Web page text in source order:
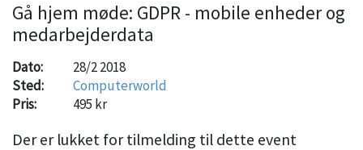
Gå hjem møde: GDPR - mobile enheder og
medarbejderdata
Dato:
28/2 2018
Sted:
Computerworld
Pris:
495 kr
Der er lukket for tilmelding til dette event